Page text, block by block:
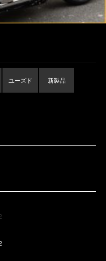
ユーズド 新製品